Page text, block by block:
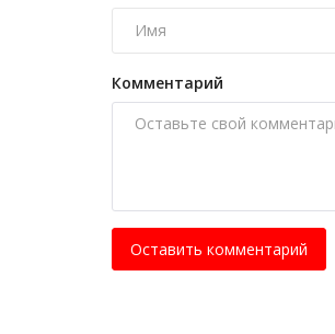
Комментарий
Оставить комментарий
Планета Казахстан